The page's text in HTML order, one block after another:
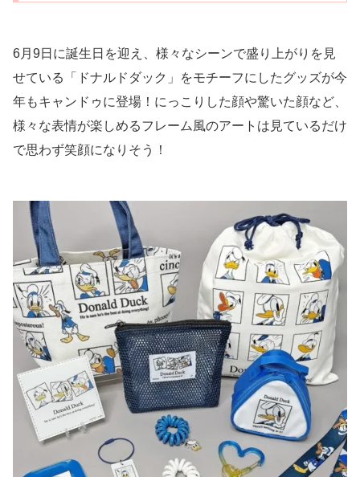
6月9日に誕生日を迎え、様々なシーンで盛り上がりを見
せている「ドナルドダック」をモチーフにしたグッズが今
年もキャンドゥに登場！にっこりした顔や驚いた顔など、
様々な表情が楽しめるフレーム風のアートは見ているだけ
で思わず笑顔になりそう！